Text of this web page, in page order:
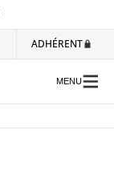
ADHÉRENT
MENU